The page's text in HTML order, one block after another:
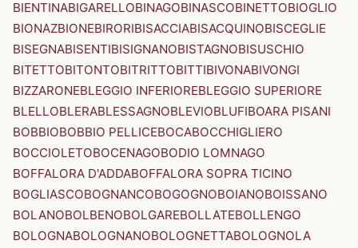
BIENTINABIGARELLOBINAGOBINASCOBINETTOBIOGLIO
BIONAZBIONEBIRORIBISACCIABISACQUINOBISCEGLIE
BISEGNABISENTIBISIGNANOBISTAGNOBISUSCHIO
BITETTOBITONTOBITRITTOBITTIBIVONABIVONGI
BIZZARONEBLEGGIO INFERIOREBLEGGIO SUPERIORE
BLELLOBLERABLESSAGNOBLEVIOBLUFIBOARA PISANI
BOBBIOBOBBIO PELLICEBOCABOCCHIGLIERO
BOCCIOLETOBOCENAGOBODIO LOMNAGO
BOFFALORA D'ADDABOFFALORA SOPRA TICINO
BOGLIASCOBOGNANCOBOGOGNOBOIANOBOISSANO
BOLANOBOLBENOBOLGAREBOLLATEBOLLENGO
BOLOGNABOLOGNANOBOLOGNETTABOLOGNOLA